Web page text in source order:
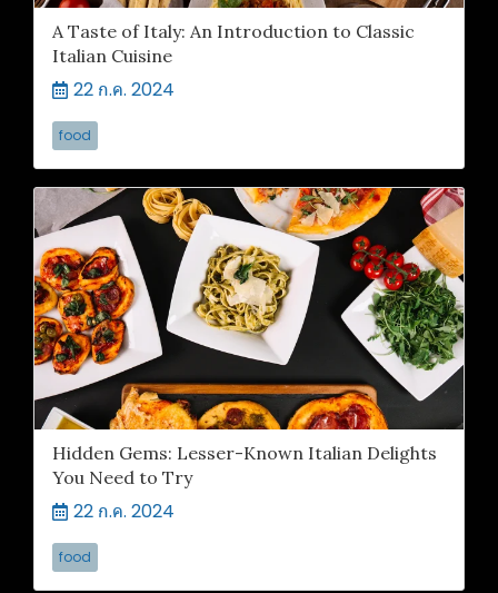
A Taste of Italy: An Introduction to Classic
Italian Cuisine
22 ก.ค. 2024
food
Hidden Gems: Lesser-Known Italian Delights
You Need to Try
22 ก.ค. 2024
food